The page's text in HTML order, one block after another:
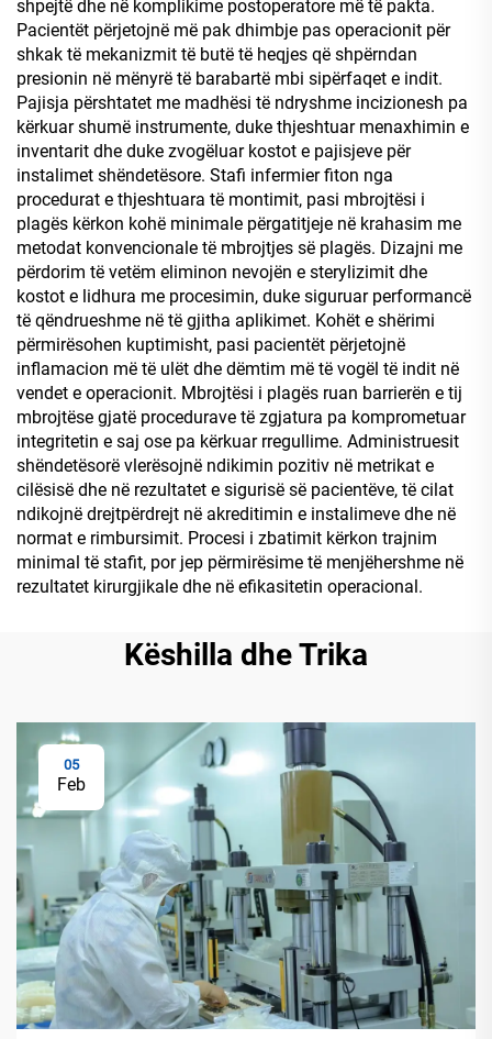
shpejtë dhe në komplikime postoperatore më të pakta.
Pacientët përjetojnë më pak dhimbje pas operacionit për
shkak të mekanizmit të butë të heqjes që shpërndan
presionin në mënyrë të barabartë mbi sipërfaqet e indit.
Pajisja përshtatet me madhësi të ndryshme incizionesh pa
kërkuar shumë instrumente, duke thjeshtuar menaxhimin e
inventarit dhe duke zvogëluar kostot e pajisjeve për
instalimet shëndetësore. Stafi infermier fiton nga
procedurat e thjeshtuara të montimit, pasi mbrojtësi i
plagës kërkon kohë minimale përgatitjeje në krahasim me
metodat konvencionale të mbrojtjes së plagës. Dizajni me
përdorim të vetëm eliminon nevojën e sterylizimit dhe
kostot e lidhura me procesimin, duke siguruar performancë
të qëndrueshme në të gjitha aplikimet. Kohët e shërimi
përmirësohen kuptimisht, pasi pacientët përjetojnë
inflamacion më të ulët dhe dëmtim më të vogël të indit në
vendet e operacionit. Mbrojtësi i plagës ruan barrierën e tij
mbrojtëse gjatë procedurave të zgjatura pa komprometuar
integritetin e saj ose pa kërkuar rregullime. Administruesit
shëndetësorë vlerësojnë ndikimin pozitiv në metrikat e
cilësisë dhe në rezultatet e sigurisë së pacientëve, të cilat
ndikojnë drejtpërdrejt në akreditimin e instalimeve dhe në
normat e rimbursimit. Procesi i zbatimit kërkon trajnim
minimal të stafit, por jep përmirësime të menjëhershme në
rezultatet kirurgjikale dhe në efikasitetin operacional.
Këshilla dhe Trika
05
Feb